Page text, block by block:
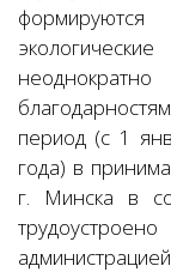
период (с 1
года) в
г. Минска в